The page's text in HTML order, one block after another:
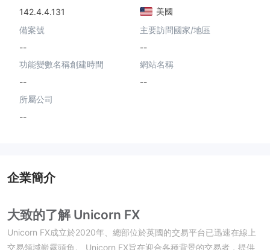
142.4.4.131
美國
備案號
--
主要訪問國家/地區
--
功能變數名稱創建時間
--
網站名稱
--
所屬公司
--
企業簡介
大致的了解 Unicorn FX
Unicorn FX成立於2020年、總部位於英國的交易平台已迅速在線上
交易領域嶄露頭角。 Unicorn FX旨在迎合各種背景的交易者，提供